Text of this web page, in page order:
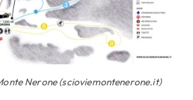
Nerone (scioviemontenerone.it)